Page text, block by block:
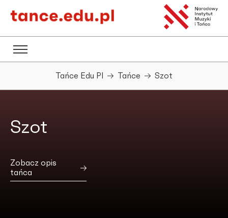
Tańce Edu Pl Tańce Szot
Szot
Zobacz opis
tańca